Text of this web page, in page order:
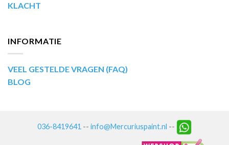
KLACHT
INFORMATIE
VEEL GESTELDE VRAGEN (FAQ)
BLOG
036-8419641 -- info@Mercuriuspaint.nl --